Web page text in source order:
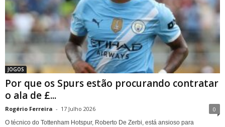
JOGOS
Por que os Spurs estão procurando contratar
o ala de £...
Rogério Ferreira - 17 Julho 2026 0
O técnico do Tottenham Hotspur, Roberto De Zerbi, está ansioso para